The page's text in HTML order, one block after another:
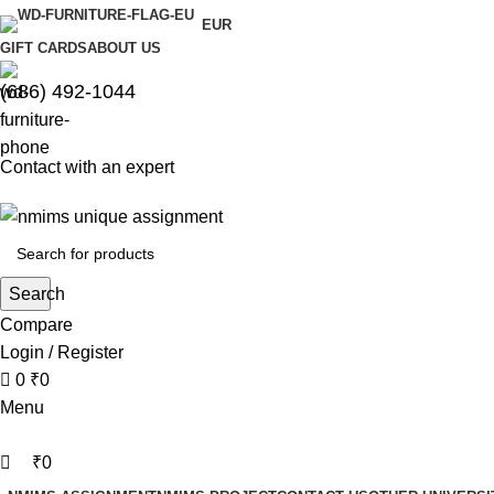
EUR
GIFT CARDSABOUT US
(686) 492-1044
Contact with an expert
Search
Compare
Login / Register
0 ₹0
Menu
₹0